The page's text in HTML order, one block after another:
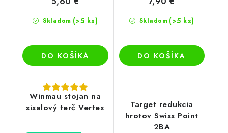
Skladom (>5 ks)
DO KOŠÍKA
Skladom (>5 ks)
DO KOŠÍKA
Winmau stojan na
sisalový terč Vertex
Target redukcia
hrotov Swiss Point
2BA